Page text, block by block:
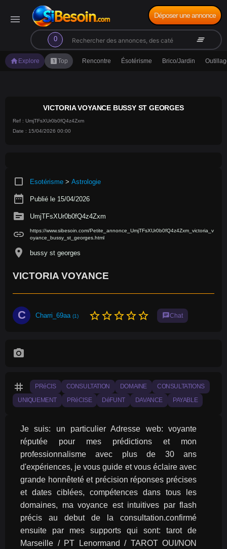
menu
0
search clear_all
Déposer une annonce
home Explore looks_oneTop Rencontre Ésotérisme Brico/Jardin
VICTORIA VOYANCE BUSSY ST GEORGES
Ref : UmjTFsXUr0b0fQ4z4Zxm
Date : 15/04/2026 00:00
crop_square Esotérisme > Astrologie
date_range Publié le 15/04/2026
source UmjTFsXUr0b0fQ4z4Zxm
link
https://www.sibesoin.com/Petite_annonce_UmjTFsXUr0b0fQ4z4Zxm_victoria_v
oyance_bussy_st_georges.html
location_on bussy st georges
VICTORIA VOYANCE
C Charri_69aa (1) star_borderstar_borderstar_borderstar_borderstar_border chatChat
photo_camera
tag PRéCIS CONSULTATION DOMAINE CONSULTATIONS
UNIQUEMENT PRéCISE DéFUNT DAVANCE PAYABLE
Je suis: un particulier Adresse web: voyante
réputée pour mes prédictions et mon
professionnalisme avec plus de 30 ans
d'expériences, je vous guide et vous éclaire avec
grande honnêteté et précision réponses précises
et dates ciblées, compétences dans tous les
domaines, ma voyance est intuitives par flash
précis au debut de la consultation.confirmé
ensuite par mes supports qui sont: tarot de
Marseille / PT Lenormand / TAROT OUI/NON